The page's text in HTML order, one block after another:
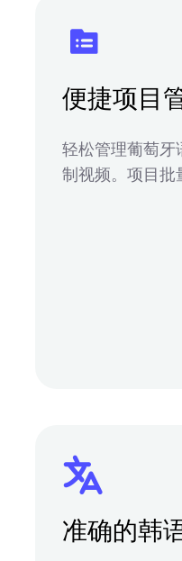
便捷项目
轻松管理葡萄牙
制视频。项目批
准确的韩